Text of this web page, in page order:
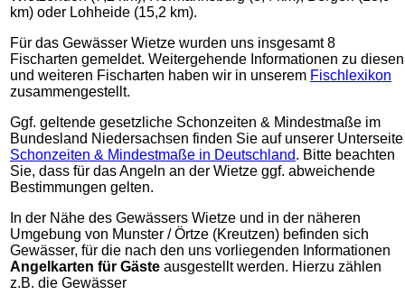
km) oder Lohheide (15,2 km).
Für das Gewässer Wietze wurden uns insgesamt 8
Fischarten gemeldet. Weitergehende Informationen zu diesen
und weiteren Fischarten haben wir in unserem Fischlexikon
zusammengestellt.
Ggf. geltende gesetzliche Schonzeiten & Mindestmaße im
Bundesland Niedersachsen finden Sie auf unserer Unterseite
Schonzeiten & Mindestmaße in Deutschland. Bitte beachten
Sie, dass für das Angeln an der Wietze ggf. abweichende
Bestimmungen gelten.
In der Nähe des Gewässers Wietze und in der näheren
Umgebung von Munster / Örtze (Kreutzen) befinden sich
Gewässer, für die nach den uns vorliegenden Informationen
Angelkarten für Gäste ausgestellt werden. Hierzu zählen
z.B. die Gewässer